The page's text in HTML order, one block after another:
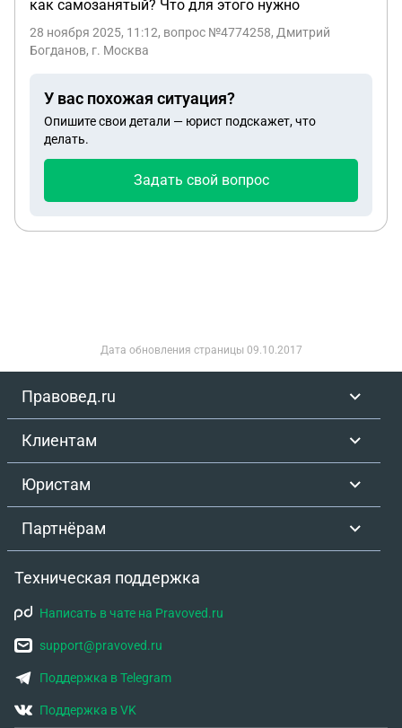
как самозанятый? Что для этого нужно
28 ноября 2025, 11:12, вопрос №4774258, Дмитрий
Богданов, г. Москва
У вас похожая ситуация?
Опишите свои детали — юрист подскажет, что
делать.
Задать свой вопрос
Дата обновления страницы 09.10.2017
Правовед.ru
Клиентам
Юристам
Партнёрам
Техническая поддержка
Написать в чате на Pravoved.ru
support@pravoved.ru
Поддержка в Telegram
Поддержка в VK